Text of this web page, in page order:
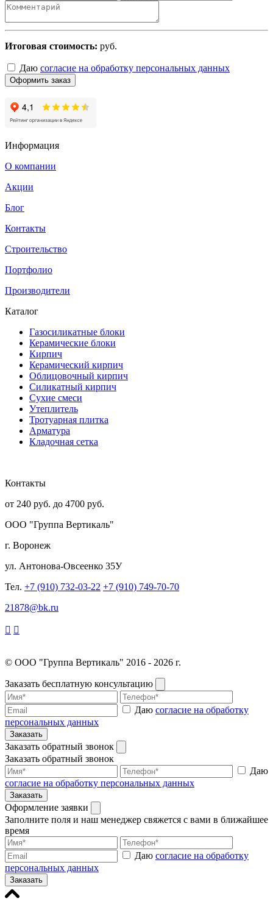
Итоговая стоимость: руб.
Даю согласие на обработку персональных данных
Оформить заказ
Информация
О компании
Акции
Блог
Контакты
Строительство
Портфолио
Производители
Каталог
Газосиликатные блоки
Керамические блоки
Кирпич
Керамический кирпич
Облицовочный кирпич
Силикатный кирпич
Сухие смеси
Утеплитель
Тротуарная плитка
Арматура
Кладочная сетка
Контакты
от 240 руб. до 4700 руб.
ООО "Группа Вертикаль"
г. Воронеж
ул. Антонова-Овсеенко 35У
Тел. +7 (910) 732-03-22 +7 (910) 749-70-70
21878@bk.ru
© ООО "Группа Вертикаль" 2016 - 2026 г.
Заказать бесплатную консультацию
Даю согласие на обработку
персональных данных
Заказать
Заказать обратный звонок
Заказать обратный звонок
Даю
согласие на обработку персональных данных
Заказать
Оформление заявки
Заполните поля и наш менеджер свяжется с вами в ближайшее
время
Даю согласие на обработку
персональных данных
Заказать